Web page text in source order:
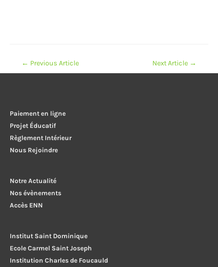
Navigation
de
← Previous Article Next Article →
Paiement en ligne
Projet Éducatif
Règlement Intérieur
Nous Rejoindre
Notre Actualité
Nos évènements
Accès ENN
Institut Saint Dominique
Ecole Carmel Saint Joseph
Institution Charles de Foucauld